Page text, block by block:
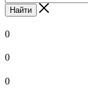
Найти
0
0
0